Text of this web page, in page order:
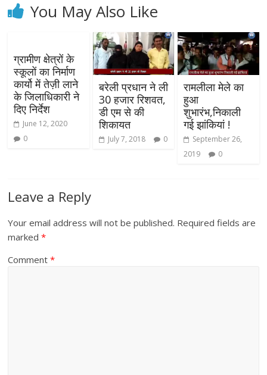
You May Also Like
ग्रामीण क्षेत्रों के
स्कूलों का निर्माण
कार्यो में तेज़ी लाने
के जिलाधिकारी ने
दिए निर्देश
June 12, 2020
0
बरेली प्रधान ने ली
30 हजार रिशवत,
डी एम से की
शिकायत
July 7, 2018 0
रामलीला मेले का
हुआ
शुभारंभ,निकाली
गई झांकियां !
September 26,
2019
0
Leave a Reply
Your email address will not be published. Required fields are
marked*
Comment*